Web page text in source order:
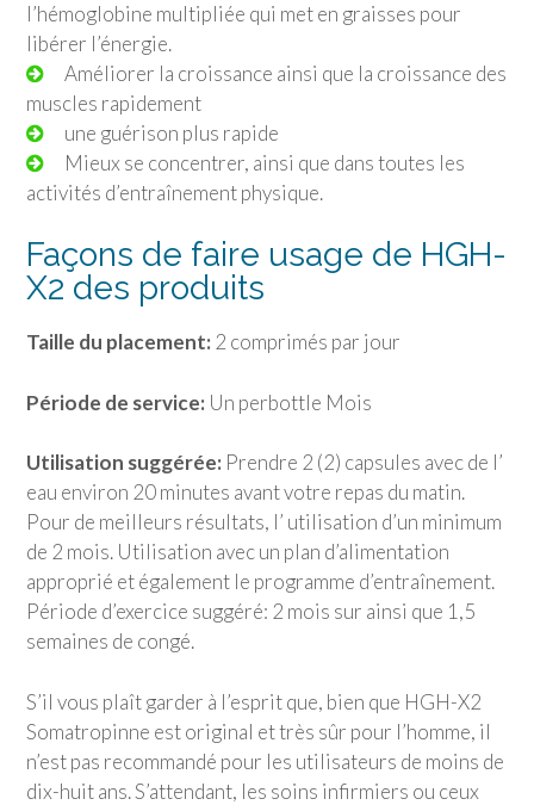
l’hémoglobine multipliée qui met en graisses pour
libérer l’énergie.
Améliorer la croissance ainsi que la croissance des
muscles rapidement
une guérison plus rapide
Mieux se concentrer, ainsi que dans toutes les
activités d’entraînement physique.
Façons de faire usage de HGH-
X2 des produits
Taille du placement: 2 comprimés par jour
Période de service: Un perbottle Mois
Utilisation suggérée: Prendre 2 (2) capsules avec de l’
eau environ 20 minutes avant votre repas du matin.
Pour de meilleurs résultats, l’ utilisation d’un minimum
de 2 mois. Utilisation avec un plan d’alimentation
approprié et également le programme d’entraînement.
Période d’exercice suggéré: 2 mois sur ainsi que 1,5
semaines de congé.
S’il vous plaît garder à l’esprit que, bien que HGH-X2
Somatropinne est original et très sûr pour l’homme, il
n’est pas recommandé pour les utilisateurs de moins de
dix-huit ans. S’attendant, les soins infirmiers ou ceux